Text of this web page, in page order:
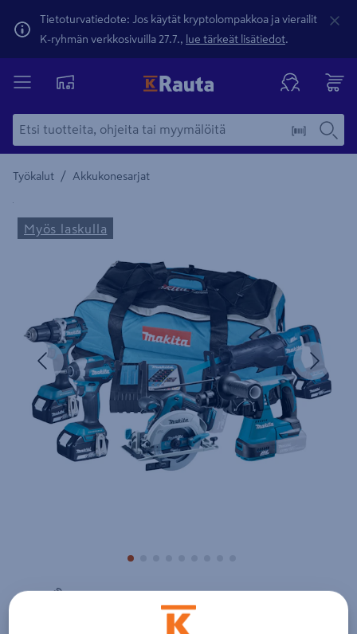
Tietoturvatiedote: Jos käytät kryptolompakkoa ja vierailit
K-ryhmän verkkosivuilla 27.7., lue tärkeät lisätiedot.
Työkalut / Akkukonesarjat
Yksityiskohtainen kuvaus löytyy Tuotteen kuvaus -
Edellinen
Myös laskulla